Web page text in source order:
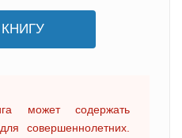
может содержать
совершеннолетних.